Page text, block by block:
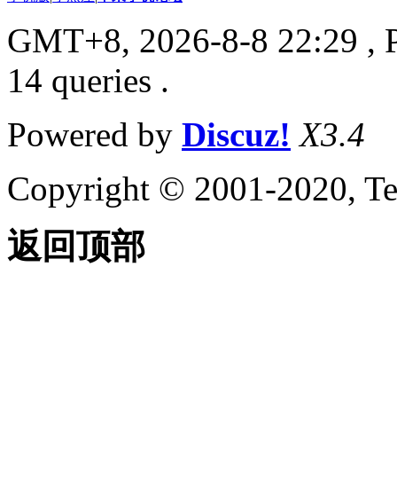
GMT+8, 2026-8-8 22:29 ,
14 queries .
Powered by Discuz! X3.4
Copyright © 2001-2020,
返回顶部